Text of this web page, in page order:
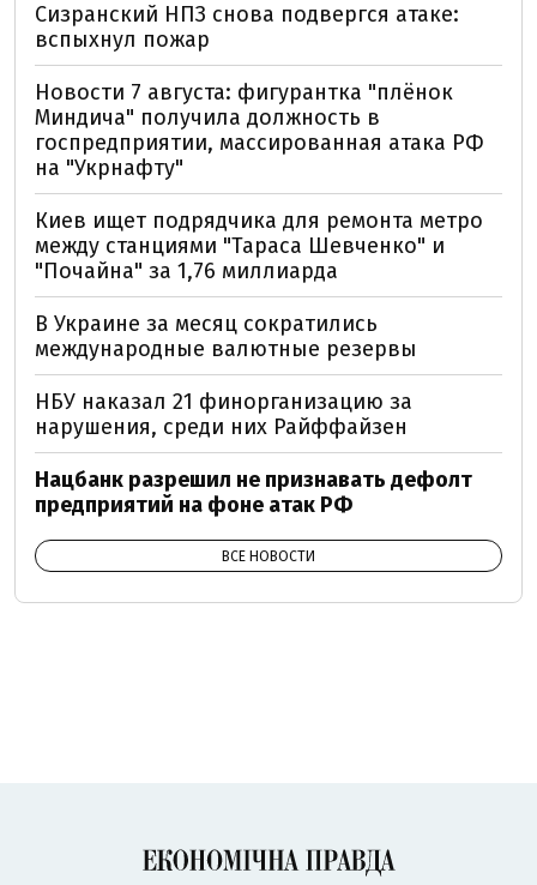
Сизранский НПЗ снова подвергся атаке:
вспыхнул пожар
Новости 7 августа: фигурантка "плёнок
Миндича" получила должность в
госпредприятии, массированная атака РФ
на "Укрнафту"
Киев ищет подрядчика для ремонта метро
между станциями "Тараса Шевченко" и
"Почайна" за 1,76 миллиарда
В Украине за месяц сократились
международные валютные резервы
НБУ наказал 21 финорганизацию за
нарушения, среди них Райффайзен
Нацбанк разрешил не признавать дефолт
предприятий на фоне атак РФ
ВСЕ НОВОСТИ